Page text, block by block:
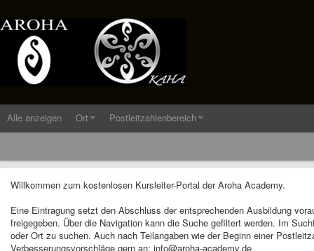
Alle anzeigen Ort Postleitzahlenbereich
Willkommen zum kostenlosen Kursleiter-Portal der Aroha Academy.
Eine Eintragung setzt den Abschluss der entsprechenden Ausbildung
freigegeben. Über die Navigation kann die Suche gefiltert werden. Im
oder Ort zu suchen. Auch nach Teilangaben wie der Beginn einer
Verbesserungsvorschläge gern an: info@aroha-academy.de